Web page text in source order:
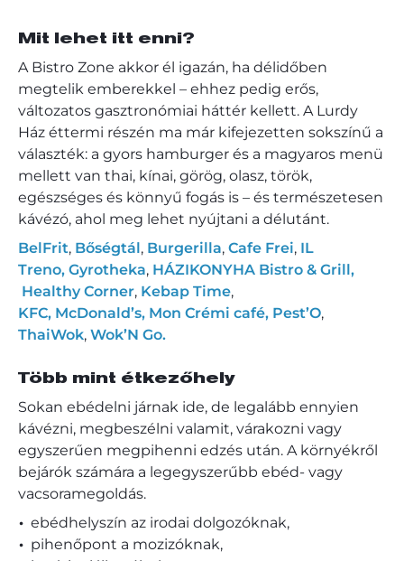
Mit lehet itt enni?
A Bistro Zone akkor él igazán, ha délidőben
megtelik emberekkel – ehhez pedig erős,
változatos gasztronómiai háttér kellett. A Lurdy
Ház éttermi részén ma már kifejezetten sokszínű a
választék: a gyors hamburger és a magyaros menü
mellett van thai, kínai, görög, olasz, török,
egészséges és könnyű fogás is – és természetesen
kávézó, ahol meg lehet nyújtani a délutánt.
BelFrit, Bőségtál, Burgerilla, Cafe Frei, IL
Treno, Gyrotheka, HÁZIKONYHA Bistro & Grill,
Healthy Corner, Kebap Time,
KFC, McDonald’s, Mon Crémi café, Pest’O,
ThaiWok, Wok’N Go.
Több mint étkezőhely
Sokan ebédelni járnak ide, de legalább ennyien
kávézni, megbeszélni valamit, várakozni vagy
egyszerűen megpihenni edzés után. A környékről
bejárók számára a legegyszerűbb ebéd- vagy
vacsoramegoldás.
ebédhelyszín az irodai dolgozóknak,
pihenőpont a mozizóknak,